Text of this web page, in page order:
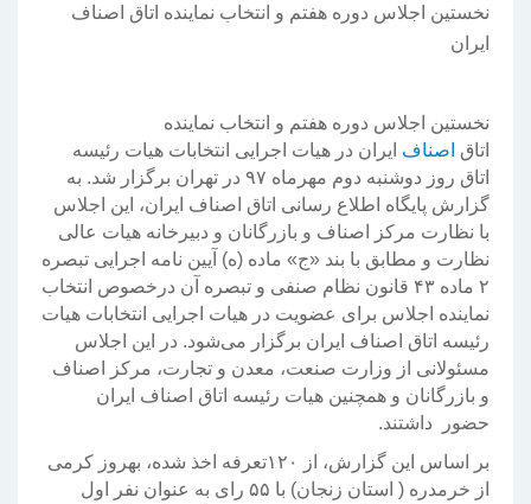
نخستین اجلاس دوره هفتم و انتخاب نماینده اتاق اصناف
ایران
نخستین اجلاس دوره هفتم و انتخاب نماینده
اتاق اصناف ایران در هیات اجرایی انتخابات هیات رئیسه
اتاق روز دوشنبه دوم مهرماه ۹۷ در تهران برگزار شد. به
گزارش پایگاه اطلاع رسانی اتاق اصناف ایران، این اجلاس
با نظارت مرکز اصناف و بازرگانان و دبیرخانه هیات عالی
نظارت و مطابق با بند «ج» ماده (ه) آیین نامه اجرایی تبصره
۲ ماده ۴۳ قانون نظام صنفی و تبصره آن درخصوص انتخاب
نماینده اجلاس برای عضویت در هیات اجرایی انتخابات هیات
رئیسه اتاق اصناف ایران برگزار می‌شود. در این اجلاس
مسئولانی از وزارت صنعت، معدن و تجارت، مرکز اصناف
و بازرگانان و همچنین هیات رئیسه اتاق اصناف ایران
حضور داشتند.
بر اساس این گزارش، از ۱۲۰تعرفه اخذ شده، بهروز کرمی
از خرمدره ( استان زنجان) با ۵۵ رای به عنوان نفر اول